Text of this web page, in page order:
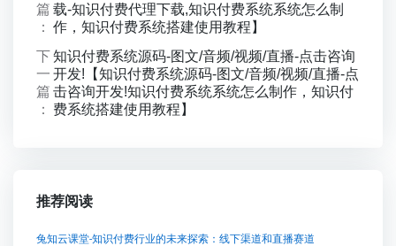
篇
：
载-知识付费代理下载,知识付费系统系统怎么制
作，知识付费系统搭建使用教程】
下
一
篇
：
知识付费系统源码-图文/音频/视频/直播-点击咨询
开发!【知识付费系统源码-图文/音频/视频/直播-点
击咨询开发!知识付费系统系统怎么制作，知识付
费系统搭建使用教程】
推荐阅读
兔知云课堂-知识付费行业的未来探索：线下渠道和直播赛道